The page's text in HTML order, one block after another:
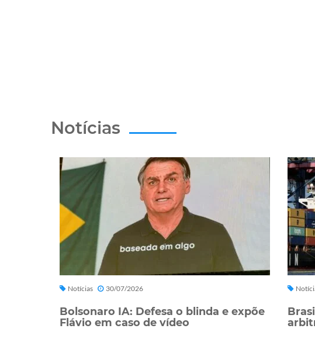
Notícias
Notícias 30/07/2026
Bolsonaro IA: Defesa o blinda e expõe
Flávio em caso de vídeo